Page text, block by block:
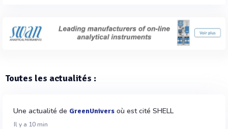
Toutes les actualités :
Une actualité de GreenUnivers où est cité SHELL
Il y a 10 min